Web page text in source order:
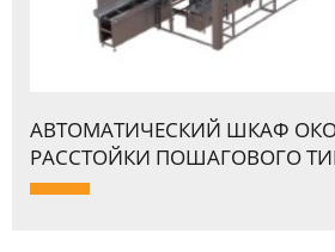
АВТОМАТИЧЕСКИЙ ШКАФ
PАССТОЙКИ ПОШАГОВОГО